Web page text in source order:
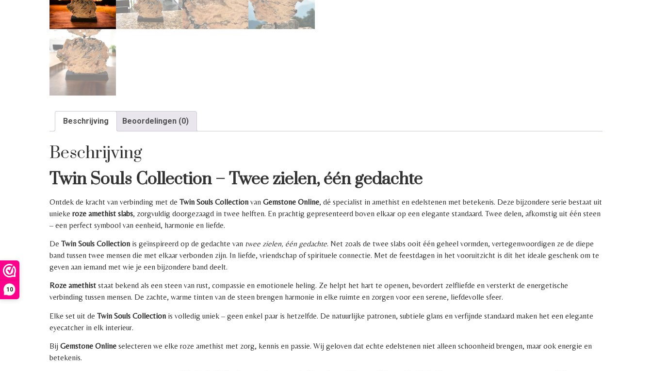
10
Beschrijving Beoordelingen (0)
Beschrijving
Twin Souls Collection – Twee zielen, één gedachte
Ontdek de kracht van verbinding met de Twin Souls Collection van Gemstone Online, dé specialist in amethist en edelstenen met betekenis. Deze bijzondere serie bestaat uit
unieke roze amethist slabs, zorgvuldig doorgezaagd in twee helften. En prachtig gepresenteerd boven elkaar op een elegante standaard. Twee delen, afkomstig uit één steen
– een perfect symbool van eenheid, harmonie en liefde.
De Twin Souls Collection is geïnspireerd op de gedachte van twee zielen, één gedachte. Net zoals de twee slabs ooit één geheel vormden, vertegenwoordigen ze de diepe
band tussen twee mensen die met elkaar verbonden zijn. In liefde, vriendschap of spirituele connectie. Met de feestdagen in het vooruitzicht is dit het ideale geschenk om te
geven aan iemand met wie je een bijzondere band deelt.
Roze amethist staat bekend als een steen van rust, compassie en emotionele heling. Ze helpt het hart te openen, bevordert zelfliefde en versterkt de energetische
verbinding tussen mensen. De zachte, warme tinten van de steen brengen harmonie in elke ruimte en zorgen voor een serene, liefdevolle sfeer.
Elke set uit de Twin Souls Collection is volledig uniek – geen enkel paar is hetzelfde. De natuurlijke patronen, subtiele glans en verfijnde standaard maken het een elegante
eyecatcher in elk interieur.
Bij Gemstone Online selecteren we elke roze amethist met zorg, kennis en passie. Wij geloven dat echte edelstenen niet alleen schoonheid brengen, maar ook energie en
betekenis.